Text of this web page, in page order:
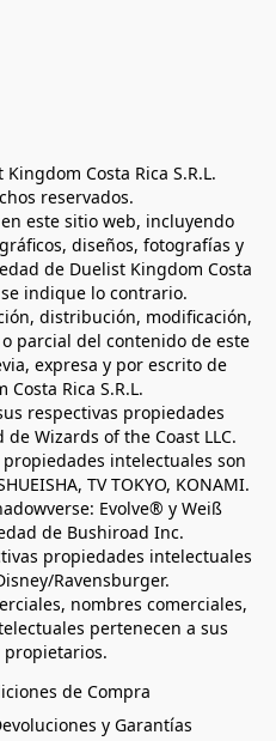
Costa Rica S.R.L.
reservados.
este sitio web, incluyendo
diseños, fotografías y
de Duelist Kingdom Costa
se indique lo contrario.
distribución, modificación,
parcial del contenido de este
expresa y por escrito de
Rica S.R.L.
respectivas propiedades
Wizards of the Coast LLC.
intelectuales son
TV TOKYO, KONAMI.
Evolve® y Weiß
de Bushiroad Inc.
propiedades intelectuales
Ravensburger.
nombres comerciales,
pertenecen a sus
propietarios.
de Compra
y Garantías